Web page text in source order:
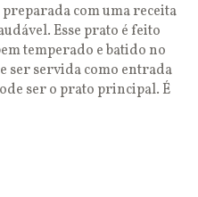
com uma receita
Esse prato é feito
temperado e batido no
ser servida como entrada
ser o prato principal. É